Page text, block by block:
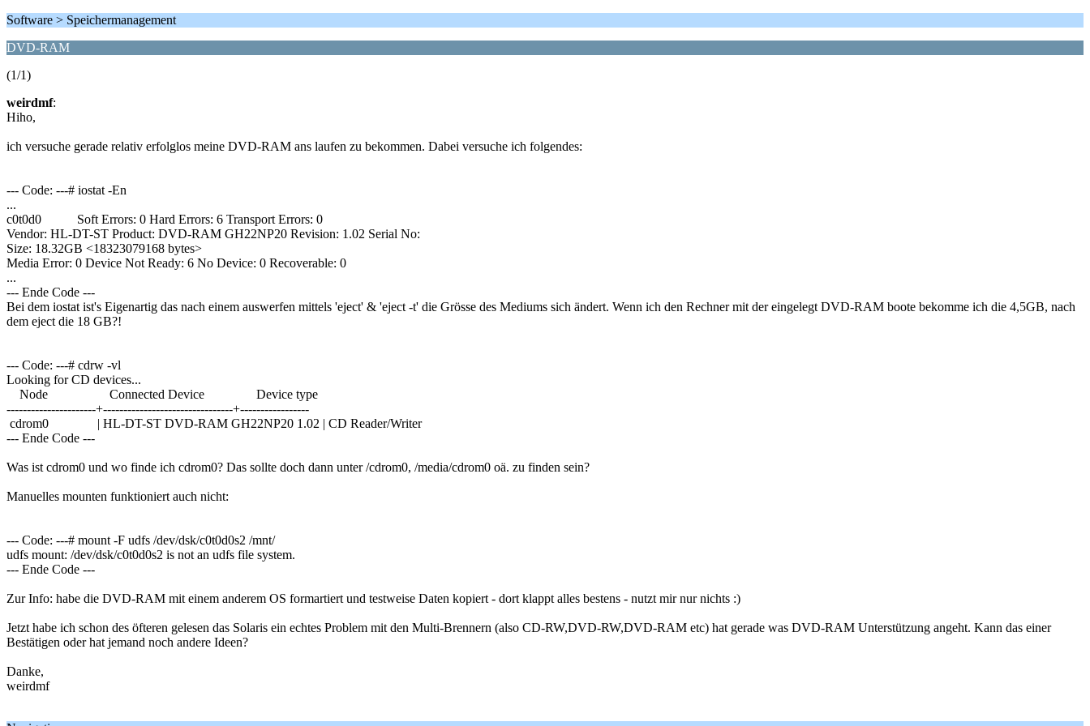
Software > Speichermanagement
DVD-RAM
(1/1)
weirdmf:
Hiho,
ich versuche gerade relativ erfolglos meine DVD-RAM ans laufen zu bekommen. Dabei versuche ich folgendes:
--- Code: ---# iostat -En
...
c0t0d0 Soft Errors: 0 Hard Errors: 6 Transport Errors: 0
Vendor: HL-DT-ST Product: DVD-RAM GH22NP20 Revision: 1.02 Serial No:
Size: 18.32GB <18323079168 bytes>
Media Error: 0 Device Not Ready: 6 No Device: 0 Recoverable: 0
...
--- Ende Code ---
Bei dem iostat ist's Eigenartig das nach einem auswerfen mittels 'eject' & 'eject -t' die Grösse des Mediums sich ändert. Wenn ich den Rechner mit der eingelegt DVD-RAM boote bekomme ich die 4,5GB, nach
dem eject die 18 GB?!
--- Code: ---# cdrw -vl
Looking for CD devices...
Node Connected Device Device type
----------------------+--------------------------------+-----------------
cdrom0 | HL-DT-ST DVD-RAM GH22NP20 1.02 | CD Reader/Writer
--- Ende Code ---
Was ist cdrom0 und wo finde ich cdrom0? Das sollte doch dann unter /cdrom0, /media/cdrom0 oä. zu finden sein?
Manuelles mounten funktioniert auch nicht:
--- Code: ---# mount -F udfs /dev/dsk/c0t0d0s2 /mnt/
udfs mount: /dev/dsk/c0t0d0s2 is not an udfs file system.
--- Ende Code ---
Zur Info: habe die DVD-RAM mit einem anderem OS formartiert und testweise Daten kopiert - dort klappt alles bestens - nutzt mir nur nichts :)
Jetzt habe ich schon des öfteren gelesen das Solaris ein echtes Problem mit den Multi-Brennern (also CD-RW,DVD-RW,DVD-RAM etc) hat gerade was DVD-RAM Unterstützung angeht. Kann das einer
Bestätigen oder hat jemand noch andere Ideen?
Danke,
weirdmf